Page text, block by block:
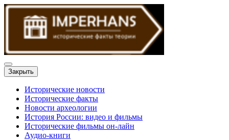
Закрыть
Исторические новости
Исторические факты
Новости археологии
История России: видео и фильмы
Исторические фильмы он-лайн
Аудио-книги